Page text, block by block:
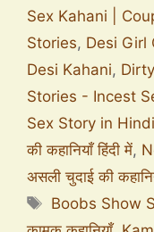
Sex Kahani |
Stories, Desi Girl
Desi Kahani,
Stories - Incest
Sex Story in Hindi
की कहानियाँ हिंदी में,
असली चुदाई की
Boobs Show